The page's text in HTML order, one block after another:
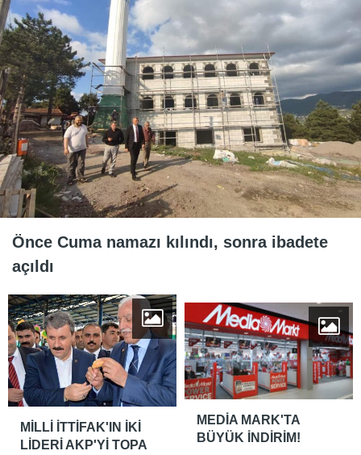
Önce Cuma namazı kılındı, sonra ibadete
açıldı
MİLLİ İTTİFAK'IN İKİ
LİDERİ AKP'Yİ TOPA
MEDİA MARK'TA
BÜYÜK İNDİRİM!